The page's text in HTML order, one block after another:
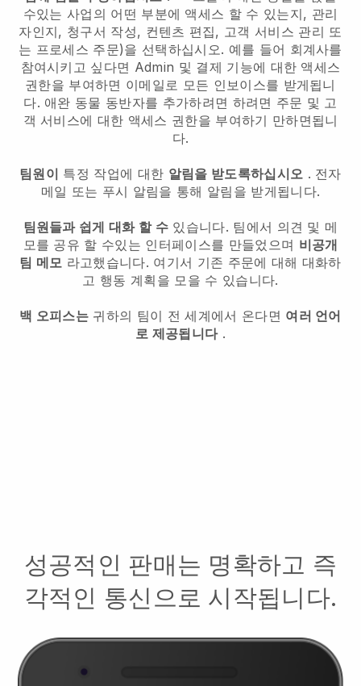
수있는 사업의 어떤 부분에 액세스 할 수 있는지, 관리
자인지, 청구서 작성, 컨텐츠 편집, 고객 서비스 관리 또
는 프로세스 주문)을 선택하십시오. 예를 들어 회계사를
참여시키고 싶다면 Admin 및 결제 기능에 대한 액세스
권한을 부여하면 이메일로 모든 인보이스를 받게됩니
다. 애완 동물 동반자를 추가하려면 하려면 주문 및 고
객 서비스에 대한 액세스 권한을 부여하기 만하면됩니
다.
팀원이 특정 작업에 대한 알림을 받도록하십시오 . 전자
메일 또는 푸시 알림을 통해 알림을 받게됩니다.
팀원들과 쉽게 대화 할 수 있습니다. 팀에서 의견 및 메
모를 공유 할 수있는 인터페이스를 만들었으며 비공개
팀 메모 라고했습니다. 여기서 기존 주문에 대해 대화하
고 행동 계획을 모을 수 있습니다.
백 오피스는 귀하의 팀이 전 세계에서 온다면 여러 언어
로 제공됩니다.
성공적인 판매는 명확하고 즉
각적인 통신으로 시작됩니다.